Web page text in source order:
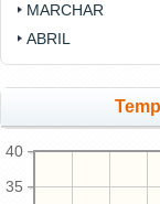
MARCHAR
ABRIL
35
40